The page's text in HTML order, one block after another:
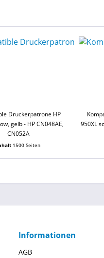
Druckerpatrone HP
gelb - HP CN048AE,
CN052A
1500 Seiten
950XL
Informationen
AGB